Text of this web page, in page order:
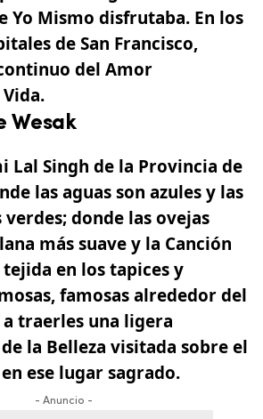
Yo Mismo disfrutaba. En los
de San Francisco,
del Amor
Wesak
Lal Singh de la Provincia de
las aguas son azules y las
donde las ovejas
más suave y la Canción
en los tapices y
famosas alrededor del
traerles una ligera
la Belleza visitada sobre el
ese lugar sagrado.
- Anuncio -